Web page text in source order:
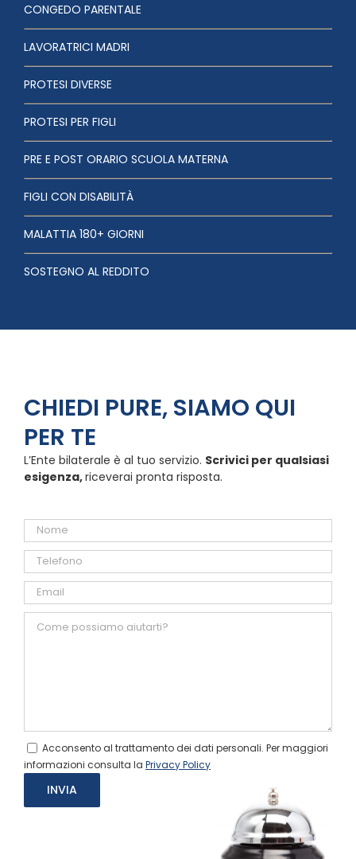
CONGEDO PARENTALE
LAVORATRICI MADRI
PROTESI DIVERSE
PROTESI PER FIGLI
PRE E POST ORARIO SCUOLA MATERNA
FIGLI CON DISABILITÀ
MALATTIA 180+ GIORNI
SOSTEGNO AL REDDITO
CHIEDI PURE, SIAMO QUI
PER TE
L’Ente bilaterale è al tuo servizio. Scrivici per qualsiasi
esigenza,riceverai pronta risposta.
Acconsento al trattamento dei dati personali. Per maggiori
informazioni consulta la Privacy Policy